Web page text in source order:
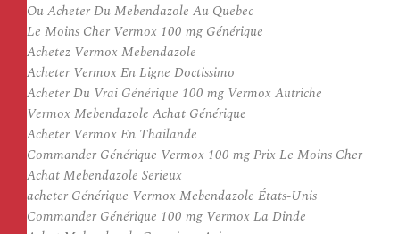
Ou Acheter Du Mebendazole Au Quebec
Le Moins Cher Vermox 100 mg Générique
Achetez Vermox Mebendazole
Acheter Vermox En Ligne Doctissimo
Acheter Du Vrai Générique 100 mg Vermox Autriche
Vermox Mebendazole Achat Générique
Acheter Vermox En Thailande
Commander Générique Vermox 100 mg Prix Le Moins Cher
Achat Mebendazole Serieux
acheter Générique Vermox Mebendazole États-Unis
Commander Générique 100 mg Vermox La Dinde